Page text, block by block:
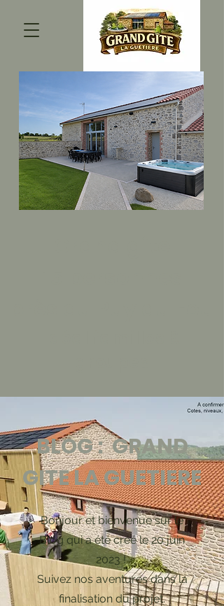
BLOG : GRAND
GITE LA GUETIERE
Bonjour et bienvenue sur le
Blog qui a été créé le 20 juin
2023 !
Suivez nos aventures dans la
finalisation du projet.